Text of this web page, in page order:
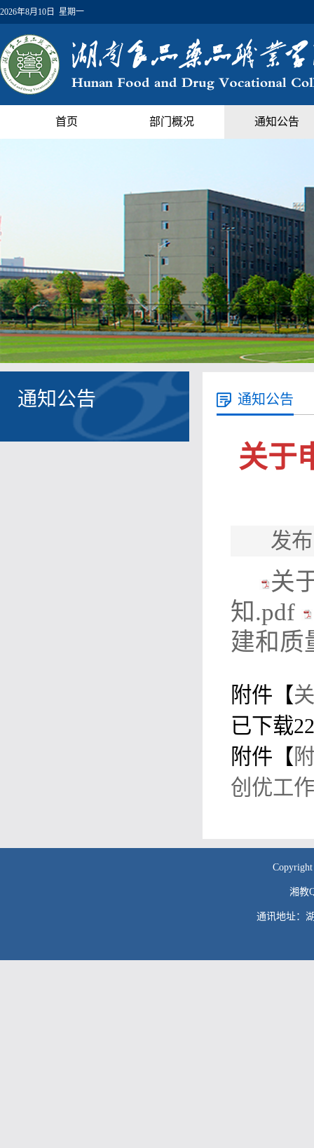
2026年8月10日 星期一
首页 部门概况 通知公告
通知公告 通知公告
关于
发
关
知.pdf
建和质
附件【
已下载
附件【
创优工
湘教
通讯地址：